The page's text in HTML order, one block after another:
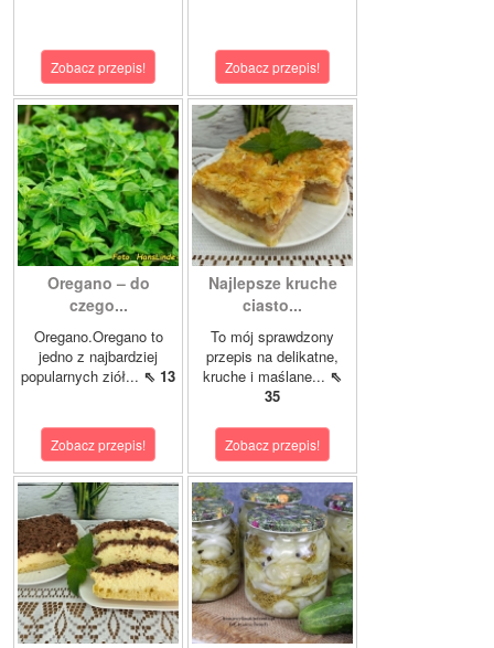
Zobacz przepis! Zobacz przepis!
Oregano – do
czego...
Oregano.Oregano to
jedno z najbardziej
popularnych ziół... ⇖ 13
Zobacz przepis!
Najlepsze kruche
ciasto...
To mój sprawdzony
przepis na delikatne,
kruche i maślane... ⇖
35
Zobacz przepis!